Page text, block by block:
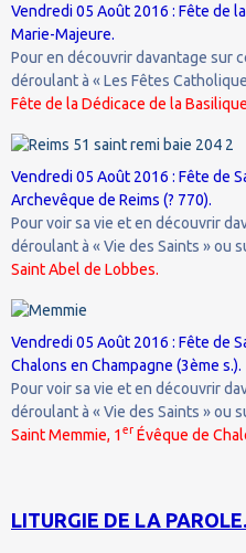
Vendredi 05 Août 2016 : Fête de
Marie-Majeure.
Pour en découvrir davantage sur
déroulant à « Les Fêtes
Fête de la Dédicace de la
Vendredi 05 Août 2016 : Fête de
Archevêque de Reims (? 770).
Pour voir sa vie et en découvrir
déroulant à « Vie des Saints » ou
Saint Abel de Lobbes.
Vendredi 05 Août 2016 : Fête de
Chalons en Champagne (3ème s.).
Pour voir sa vie et en découvrir
déroulant à « Vie des Saints » ou
Saint Memmie, 1er Évêque de
LITURGIE DE LA PAROLE.